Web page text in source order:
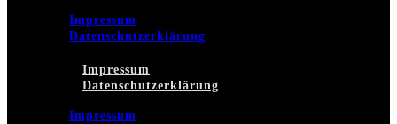
Impressum
Datenschutzerklärung
Impressum
Datenschutzerklärung
Impressum